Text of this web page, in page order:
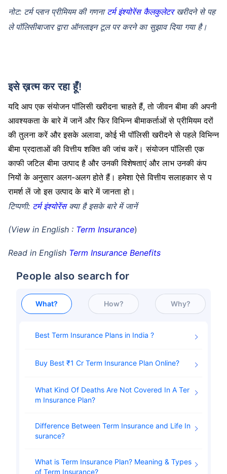
नोट: टर्म प्लान प्रीमियम की गणना टर्म इंश्योरेंस कैलकुलेटरखरीदने से पह
ले पॉलिसीबाजार द्वारा ऑनलाइन टूल पर करने का सुझाव दिया गया है।
इसे ख़त्म कर रहा हूँ!
यदि आप एक संयोजन पॉलिसी खरीदना चाहते हैं, तो जीवन बीमा की अपनी
आवश्यकता के बारे में जानें और फिर विभिन्न बीमाकर्ताओं से प्रीमियम दरों
की तुलना करें और इसके अलावा, कोई भी पॉलिसी खरीदने से पहले विभिन्न
बीमा प्रदाताओं की वित्तीय शक्ति की जांच करें। संयोजन पॉलिसी एक
काफी जटिल बीमा उत्पाद है और उनकी विशेषताएं और लाभ उनकी कंप
नियों के अनुसार अलग-अलग होते हैं। हमेशा ऐसे वित्तीय सलाहकार से प
रामर्श लें जो इस उत्पाद के बारे में जानता हो।
टिप्पणी: टर्म इंश्योरेंसक्या है इसके बारे में जानें
(View in English : Term Insurance)
Read in English Term Insurance Benefits
People also search for
What? How? Why?
Best Term Insurance Plans in India
Buy Best ₹1 Cr Term Insurance Plan Online
What Kind Of Deaths Are Not Covered In A Ter
m Insurance Plan
Difference Between Term Insurance and Life In
surance
What is Term Insurance Plan? Meaning & Types
of Term Insurance